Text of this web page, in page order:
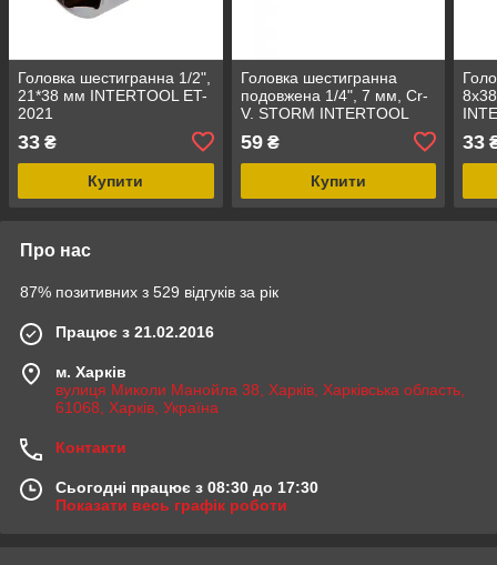
Головка шестигранна 1/2",
21*38 мм INTERTOOL ET-
2021
33 ₴
Купити
Головка шестигранна
подовжена 1/4", 7 мм, Cr-
V. STORM INTERTOOL
59₴
Купити
33
Про нас
87% позитивних з 529 відгуків за рік
Працює з 21.02.2016
м. Харків
вулиця Миколи Манойла 38, Харків, Харківська область,
61068, Харків, Україна
Контакти
Сьогодні працює з 08:30 до 17:30
Показати весь графік роботи